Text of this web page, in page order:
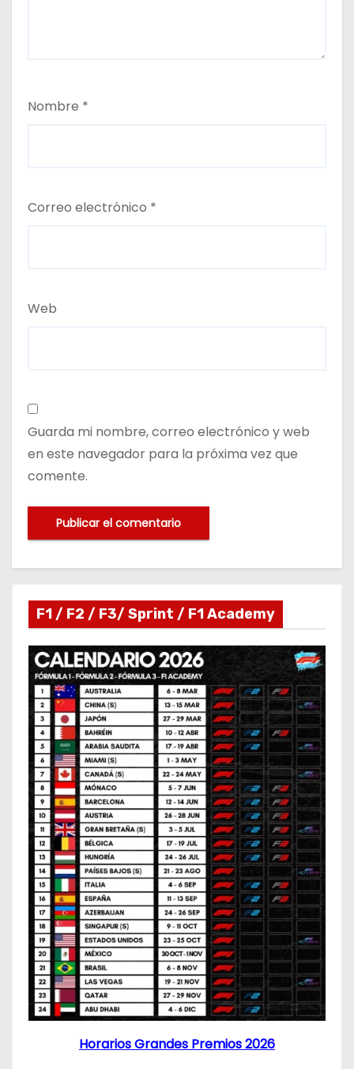
Nombre *
Correo electrónico *
Web
Guarda mi nombre, correo electrónico y web
en este navegador para la próxima vez que
comente.
F1 / F2 / F3/ Sprint / F1 Academy
Horarios Grandes Premios 2026